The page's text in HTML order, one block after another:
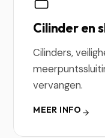
Cilinder en
Cilinders,
vervangen.
MEER INFO